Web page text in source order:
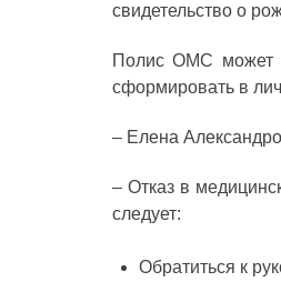
свидетельство о
Полис ОМС может
сформировать в
– Елена
– Отказ в
следует:
Обратиться к